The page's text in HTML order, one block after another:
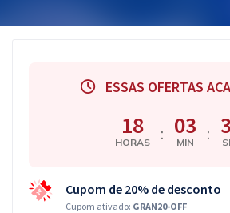
Aprovados
ESSAS OFERTAS
18
HORAS : 03
MIN :
Cupom de 20% de desconto
Cupom ativado: GRAN20-OFF